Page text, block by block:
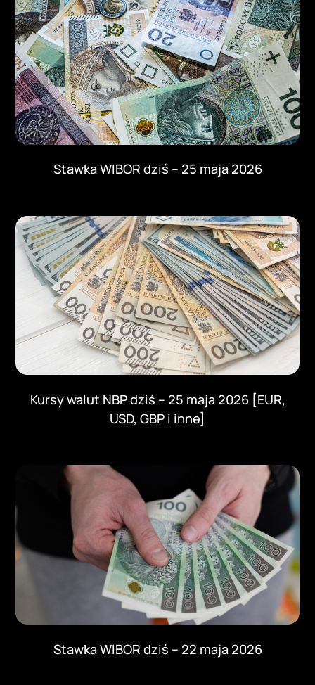
Stawka WIBOR dziś – 25 maja 2026
Kursy walut NBP dziś – 25 maja 2026 [EUR,
USD, GBP i inne]
Stawka WIBOR dziś – 22 maja 2026